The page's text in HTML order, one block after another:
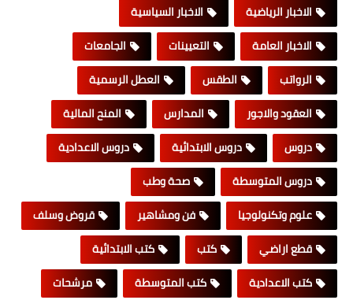
الاخبار الرياضية
الاخبار السياسية
الاخبار العامة
التعيينات
الجامعات
الرواتب
الطقس
العطل الرسمية
العقود والاجور
المدارس
المنح المالية
دروس
دروس الابتدائية
دروس الاعدادية
دروس المتوسطة
صحة وطب
علوم وتكنولوجيا
فن ومشاهير
قروض وسلف
قطع اراضي
كتب
كتب الابتدائية
كتب الاعدادية
كتب المتوسطة
مرشحات